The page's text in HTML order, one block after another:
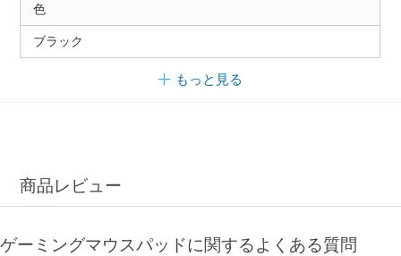
色
ブラック
もっと見る
商品レビュー
ゲーミングマウスパッドに関するよくある質問